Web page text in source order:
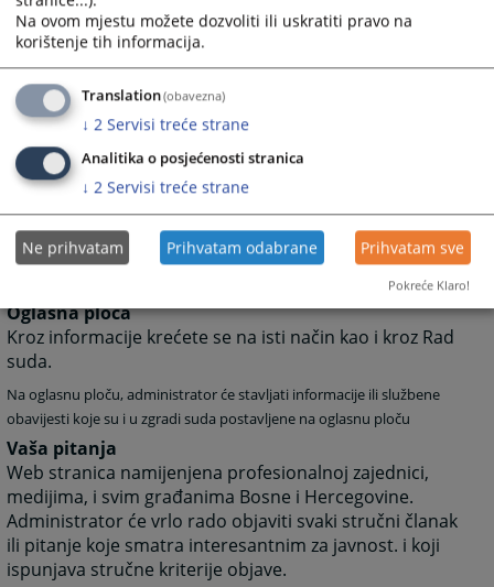
onih koje su na naslovnici nisu zbrisane. Klikom na riječ
“više” prebaciti će vas arhivu aktuelnosti ili drugih
informacija.
Rad suda
Klikom na Rad suda otvoriti će vam se web stranicama
sa svim novostima (arhivom) koje su vezane za rad
suda.
Klikom na neku od kategorija možete dobiti
informacije: o dokumentima koje na sudu možete
dobiti, o samoj organizaciji suda, o statistici o protoku
predmeta, o osnivanju suda, o uposlenicima suda
Oglasna ploča
Kroz informacije krećete se na isti način kao i kroz Rad
suda.
Na oglasnu ploču, administrator će stavljati informacije ili službene
obavijesti koje su i u zgradi suda postavljene na oglasnu ploču
Vaša pitanja
Web stranica namijenjena profesionalnoj zajednici,
medijima, i svim građanima Bosne i Hercegovine.
Administrator će vrlo rado objaviti svaki stručni članak
ili pitanje koje smatra interesantnim za javnost. i koji
ispunjava stručne kriterije objave.
Na ovom mjestu možete dozvoliti ili uskratiti pravo na
korištenje tih informacija.
Translation(obavezna)
↓ 2 Servisi treće strane
Analitika o posjećenosti stranica
↓ 2 Servisi treće strane
Ne prihvatam Prihvatam odabrane Prihvatam sve
Pokreće Klaro!